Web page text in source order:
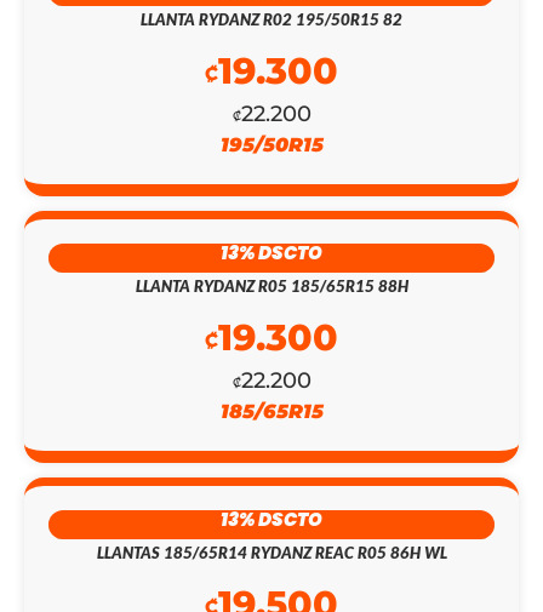
LLANTA RYDANZ R02 195/50R15 82
₡22.200
₡19.300
195/50R15
13% DSCTO
LLANTA RYDANZ R05 185/65R15 88H
₡22.200
₡19.300
185/65R15
13% DSCTO
LLANTAS 185/65R14 RYDANZ REAC R05 86H WL
₡
ORIGINAL
ERA:
₡153.900.
ACTUAL
ES:
₡133.800.